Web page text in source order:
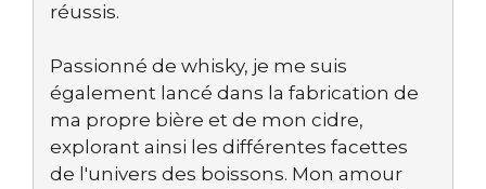
réussis.
Passionné de whisky, je me suis
également lancé dans la fabrication de
ma propre bière et de mon cidre,
explorant ainsi les différentes facettes
de l'univers des boissons. Mon amour